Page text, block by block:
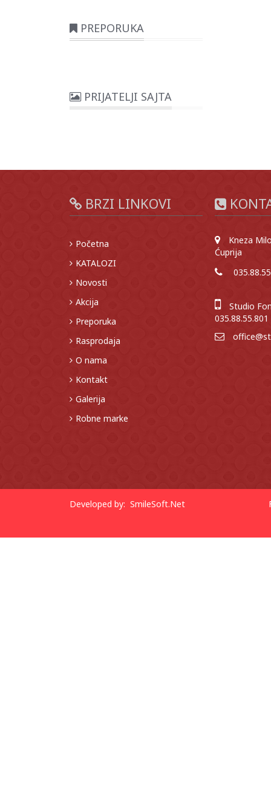
PREPORUKA
PRIJATELJI SAJTA
BRZI LINKOVI
Početna
KATALOZI
Novosti
Akcija
Preporuka
Rasprodaja
O nama
Kontakt
Galerija
Robne marke
Kneza
Ćuprija
Studio
035.88.55.801
Developed by: SmileSoft.Net